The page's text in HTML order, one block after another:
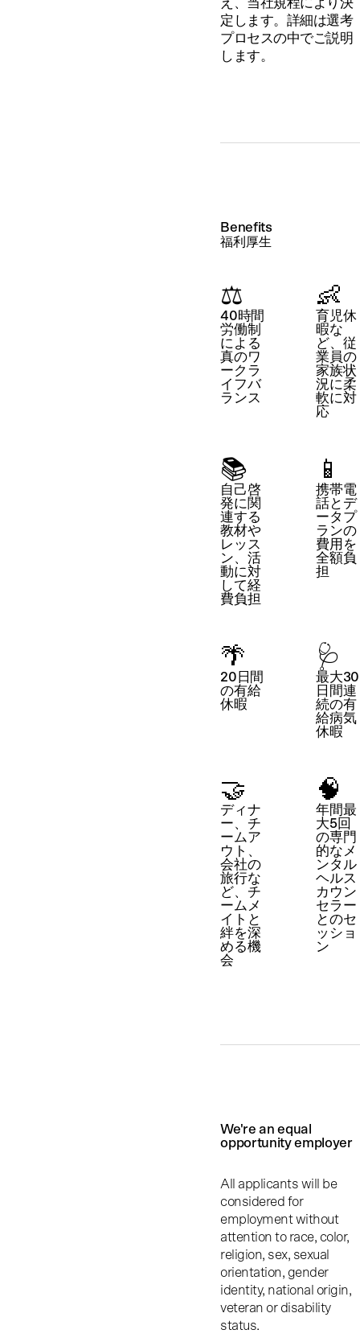
え、当社規程により決
定します。詳細は選考
プロセスの中でご説明
します。
Benefits
福利厚生
⚖️
40時間
労働制
による
真のワ
ークラ
イフバ
ランス
👶
育児休
暇な
ど、従
業員の
家族状
況に柔
軟に対
応
📚
自己啓
発に関
連する
教材や
レッス
ン、活
動に対
して経
費負担
📱
携帯電
話とデ
ータプ
ランの
費用を
全額負
担
🌴
20日間
の有給
休暇
🩺
最大30
日間連
続の有
給病気
休暇
🤝
ディナ
ー、チ
ームア
ウト、
会社の
旅行な
ど、チ
ームメ
イトと
絆を深
める機
会
🧠
年間最
大5回
の専門
的なメ
ンタル
ヘルス
カウン
セラー
とのセ
ッショ
ン
We're an equal
opportunity employer
All applicants will be
considered for
employment without
attention to race, color,
religion, sex, sexual
orientation, gender
identity, national origin,
veteran or disability
status.